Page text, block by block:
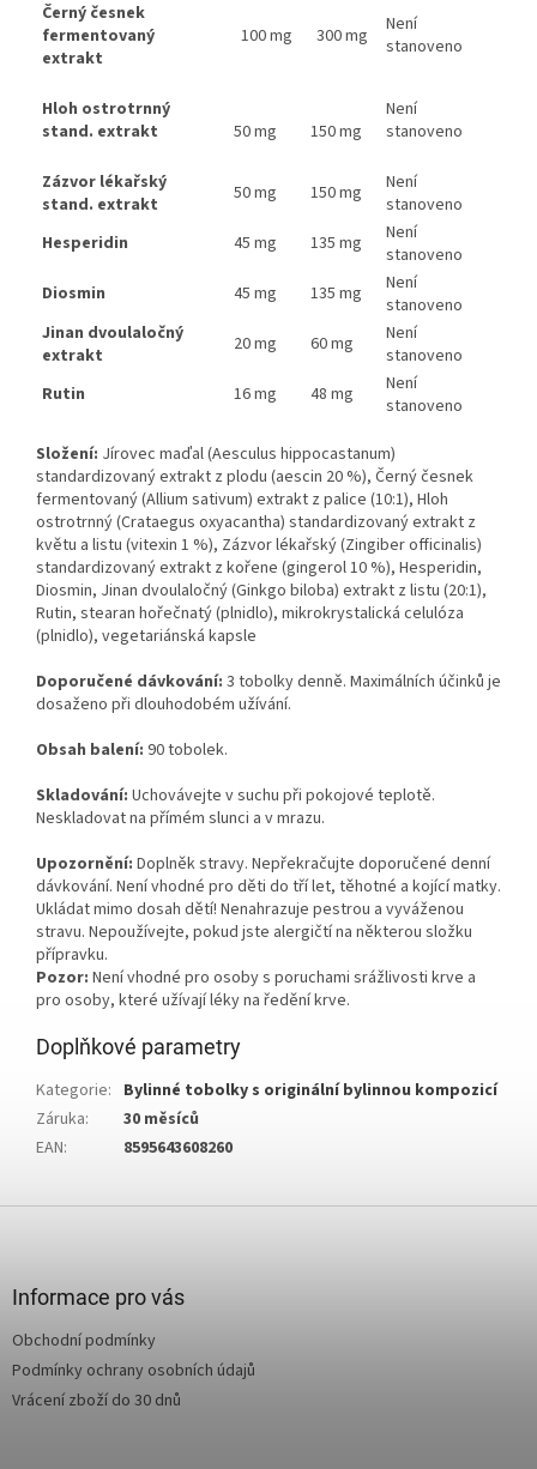
Černý česnek
fermentovaný
extrakt
100 mg 300 mg
Není
stanoveno
Hloh ostrotrnný
stand. extrakt
50 mg 150 mg
Není
stanoveno
Zázvor lékařský
stand. extrakt
50 mg 150 mg
Není
stanoveno
Hesperidin
45 mg 135 mg
Není
stanoveno
Diosmin
45 mg 135 mg
Není
stanoveno
Jinan dvoulaločný
extrakt
20 mg 60 mg
Není
stanoveno
Rutin
16 mg 48 mg
Není
stanoveno
Složení: Jírovec maďal (Aesculus hippocastanum)
standardizovaný extrakt z plodu (aescin 20 %), Černý česnek
fermentovaný (Allium sativum) extrakt z palice (10:1), Hloh
ostrotrnný (Crataegus oxyacantha) standardizovaný extrakt z
květu a listu (vitexin 1 %), Zázvor lékařský (Zingiber officinalis)
standardizovaný extrakt z kořene (gingerol 10 %), Hesperidin,
Diosmin, Jinan dvoulaločný (Ginkgo biloba) extrakt z listu (20:1),
Rutin, stearan hořečnatý (plnidlo), mikrokrystalická celulóza
(plnidlo), vegetariánská kapsle
Doporučené dávkování: 3 tobolky denně. Maximálních účinků je
dosaženo při dlouhodobém užívání.
Obsah balení: 90 tobolek.
Skladování: Uchovávejte v suchu při pokojové teplotě.
Neskladovat na přímém slunci a v mrazu.
Upozornění: Doplněk stravy. Nepřekračujte doporučené denní
dávkování. Není vhodné pro děti do tří let, těhotné a kojící matky.
Ukládat mimo dosah dětí! Nenahrazuje pestrou a vyváženou
stravu. Nepoužívejte, pokud jste alergičtí na některou složku
přípravku.
Pozor: Není vhodné pro osoby s poruchami srážlivosti krve a
pro osoby, které užívají léky na ředění krve.
Doplňkové parametry
Kategorie: Bylinné tobolky s originální bylinnou kompozicí
Záruka:
30 měsíců
EAN: 8595643608260
Informace pro vás
Obchodní podmínky
Podmínky ochrany osobních údajů
Vrácení zboží do 30 dnů